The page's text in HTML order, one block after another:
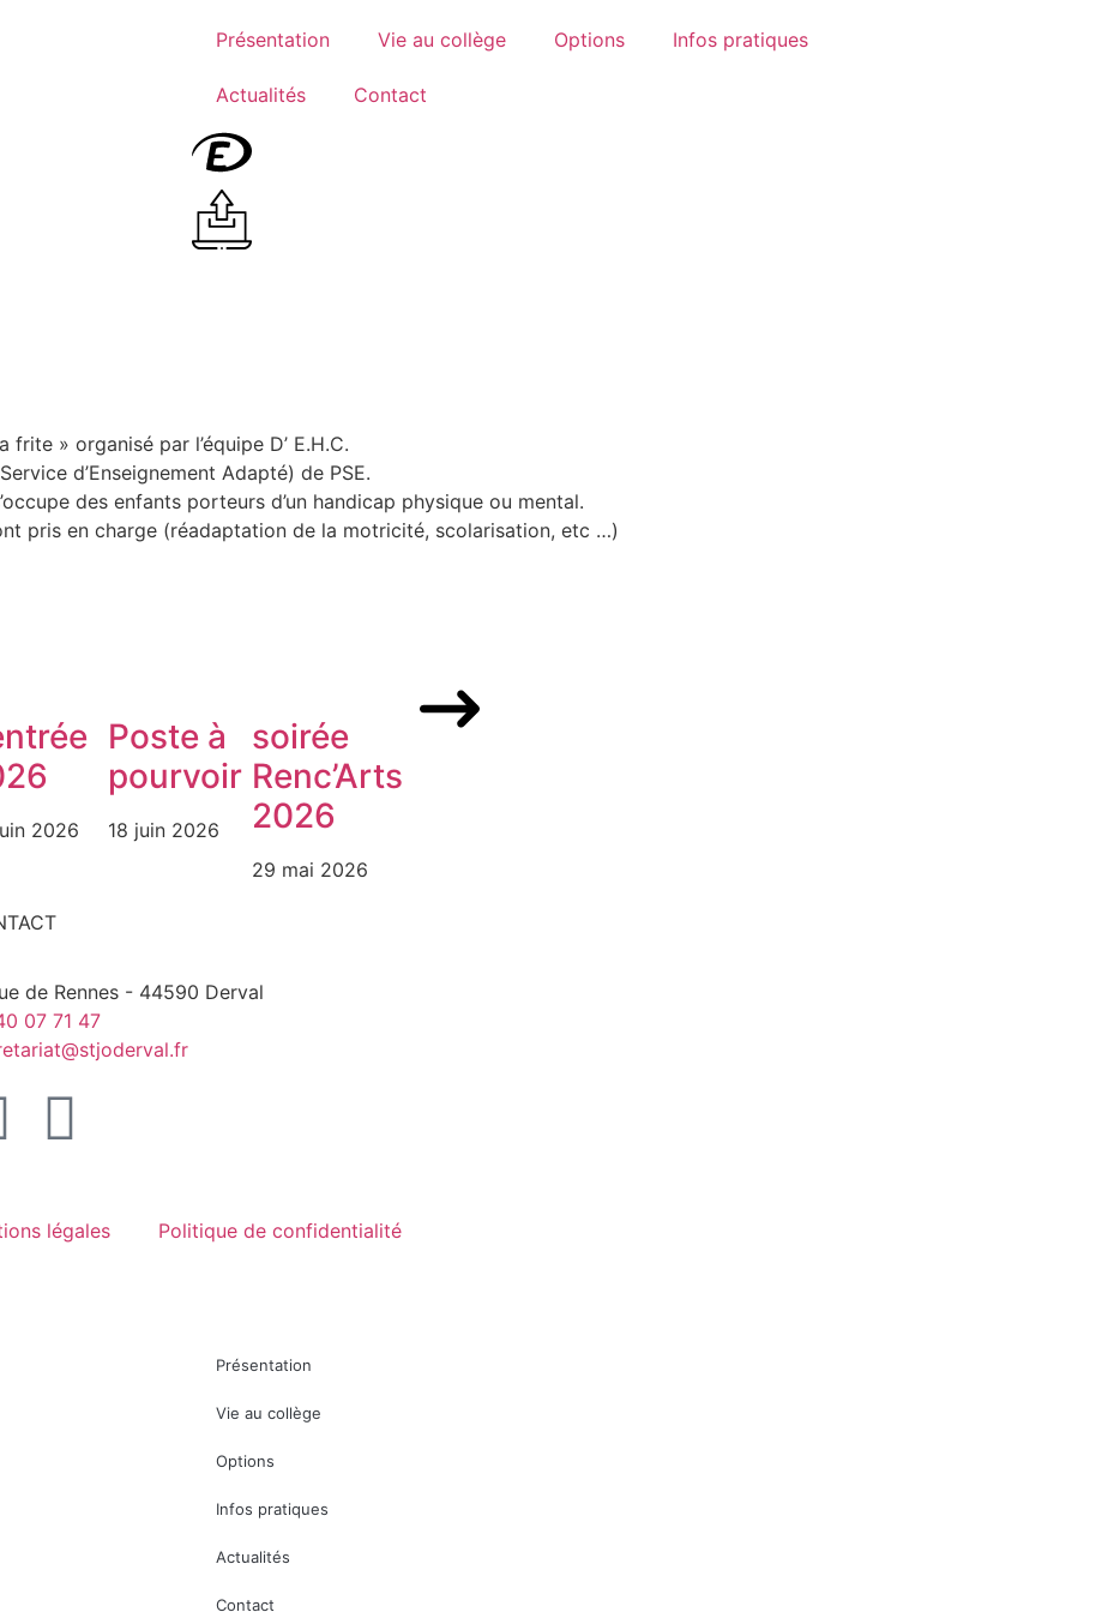
Présentation Vie au collège Options Infos pratiques
Actualités Contact
» organisé par l’équipe D’ E.H.C.
d’Enseignement Adapté) de PSE.
des enfants porteurs d’un handicap physique ou mental.
pris en charge (réadaptation de la motricité, scolarisation, etc …)
2026
Poste à
pourvoir
18 juin 2026
soirée
Renc’Arts
2026
29 mai 2026
de Rennes - 44590 Derval
07 71 47
légales
Politique de confidentialité
Présentation
Vie au collège
Options
Infos pratiques
Actualités
Contact